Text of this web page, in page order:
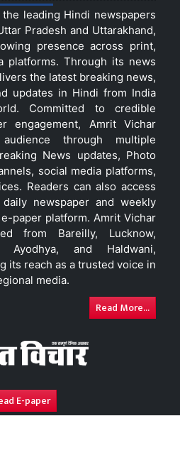
leading Hindi newspapers
Pradesh and Uttarakhand,
presence across print,
platforms. Through its news
the latest breaking news,
updates in Hindi from India
Committed to credible
engagement, Amrit Vichar
through multiple
News updates, Photo
social media platforms,
Readers can also access
newspaper and weekly
paper platform. Amrit Vichar
from Bareilly, Lucknow,
Ayodhya, and Haldwani,
its reach as a trusted voice in
media.
Read More...
E-paper